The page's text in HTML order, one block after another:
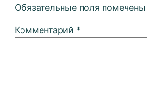
Обязательные поля помечены
Комментарий *